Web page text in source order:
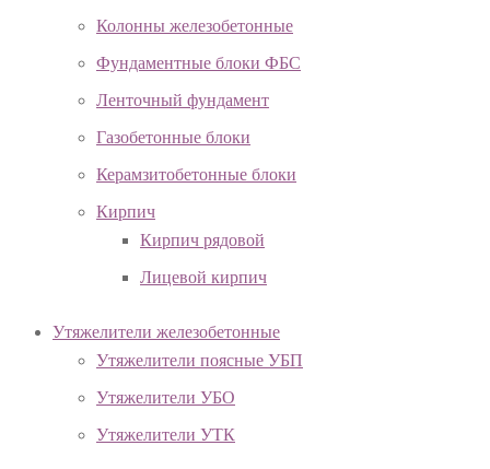
Колонны железобетонные
Фундаментные блоки ФБС
Ленточный фундамент
Газобетонные блоки
Керамзитобетонные блоки
Кирпич
Кирпич рядовой
Лицевой кирпич
Утяжелители железобетонные
Утяжелители поясные УБП
Утяжелители УБО
Утяжелители УТК